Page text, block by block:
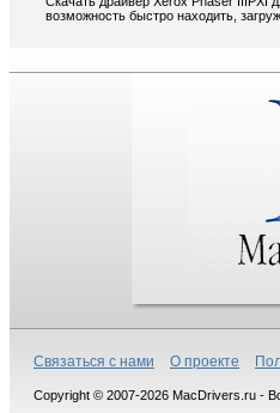
возможность быстро находить,
Связаться с нами О проекте
Copyright © 2007-2026 MacDrivers.ru -